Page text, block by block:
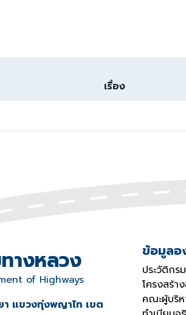
เรื่อง
างหลวง
of Highways
แขวงทุ่งพญาไท เขต
ข้อมูลอ
ประวัติกร
โครงสร้า
คณะผู้บริ